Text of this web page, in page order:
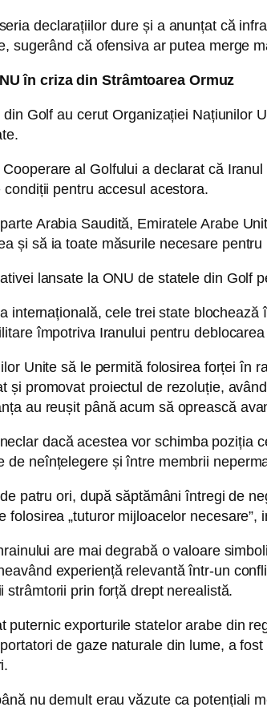
declarațiilor dure și a anunțat că
sugerând că ofensiva ar putea merge
în criza din Strâmtoarea Ormuz
Golf au cerut Organizației
al Golfului a declarat că
pentru accesul acestora.
Arabia Saudită, Emiratele Arabe
și să ia toate măsurile necesare
lansate la ONU de statele din Golf
internațională, cele trei state
împotriva Iranului pentru
Unite să le permită folosirea forței în
și promovat proiectul de rezoluție,
au reușit până acum să oprească
dacă acestea vor schimba
de neînțelegere și între membrii
patru ori, după săptămâni întregi de
folosirea „tuturor mijloacelor
are mai degrabă o valoare
experiență relevantă într-un
prin forță drept nerealistă.
puternic exporturile statelor arabe din
de gaze naturale din lume, a
nu demult erau văzute ca potențiali